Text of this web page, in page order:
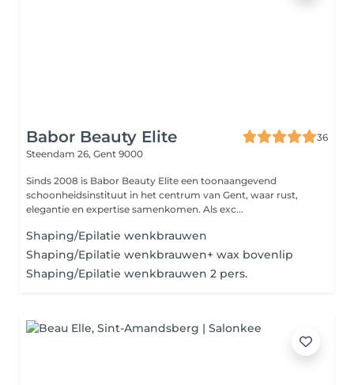
Babor Beauty Elite
36
Steendam 26, Gent 9000
Sinds 2008 is Babor Beauty Elite een toonaangevend
schoonheidsinstituut in het centrum van Gent, waar rust,
elegantie en expertise samenkomen. Als exc...
Shaping/Epilatie wenkbrauwen
Shaping/Epilatie wenkbrauwen+ wax bovenlip
Shaping/Epilatie wenkbrauwen 2 pers.